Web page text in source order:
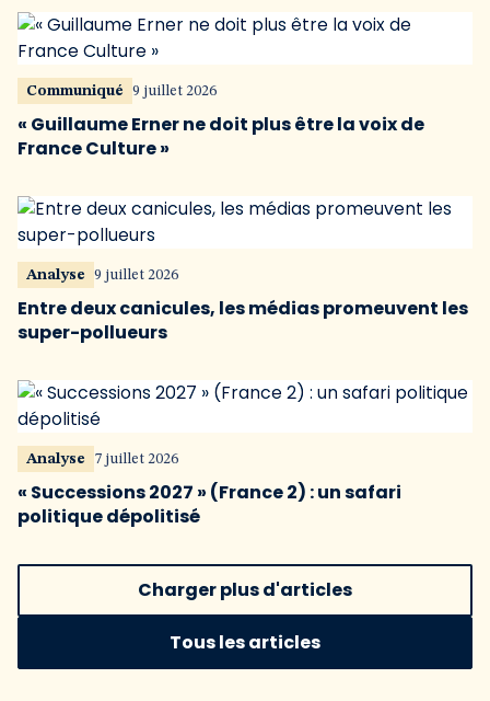
Communiqué 9 juillet 2026
« Guillaume Erner ne doit plus être la voix de
France Culture »
Analyse 9 juillet 2026
Entre deux canicules, les médias promeuvent les
super-pollueurs
Analyse 7 juillet 2026
« Successions 2027 » (France 2) : un safari
politique dépolitisé
Charger plus d'articles
Tous les articles